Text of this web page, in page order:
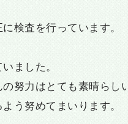
検査を行っています。
ました。
努力はとても素晴らし
う努めてまいります。